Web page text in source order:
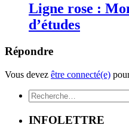
Ligne rose :
d’études
Répondre
Vous devez être connecté(e)
Rechercher :
INFOLETTRE